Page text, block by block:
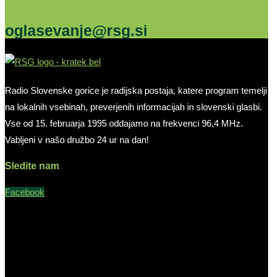
oglasevanje@rsg.si
Radio Slovenske gorice je radijska postaja, katere program temelji
na lokalnih vsebinah, preverjenih informacijah in slovenski glasbi.
Vse od 15. februarja 1995 oddajamo na frekvenci 96,4 MHz.
Vabljeni v našo družbo 24 ur na dan!
Sledite nam
Facebook